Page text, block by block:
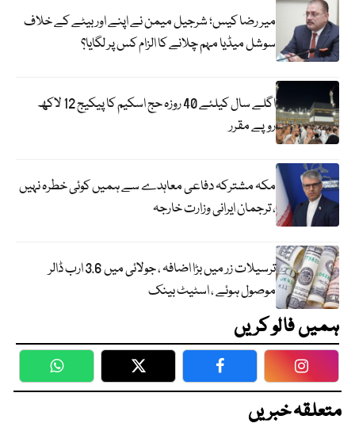
میر رضا کیس؛ شرجیل میمن نے اپنے اور بیٹے کے خلاف
سوشل میڈیا مہم چلانے کا الزام کس پر لگایا؟
اگلے سال کیلئے 40 روزہ حج اسکیم کا پیکیج 12 لاکھ
روپے مقرر
مکہ مشترکہ دفاعی معاہدے سے ہمیں کوئی خطرہ نہیں
، ترجمان ایرانی وزارت خارجہ
ترسیلات زر میں بڑا اضافہ ، جولائی میں 3.6 ارب ڈالر
موصول ہوئے ، اسٹیٹ بینک
ہمیں فالو کریں
WhatsApp Twitter Facebook
متعلقہ خبریں